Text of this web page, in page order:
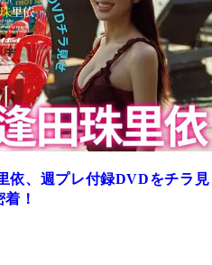
依、週プレ付録DVDをチラ見
！